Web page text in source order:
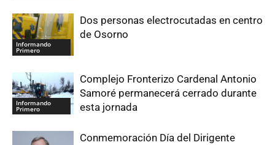
Informando
Primero
Dos personas electrocutadas en centro
de Osorno
Informando
Primero
Complejo Fronterizo Cardenal Antonio
Samoré permanecerá cerrado durante
esta jornada
Conmemoración Día del Dirigente